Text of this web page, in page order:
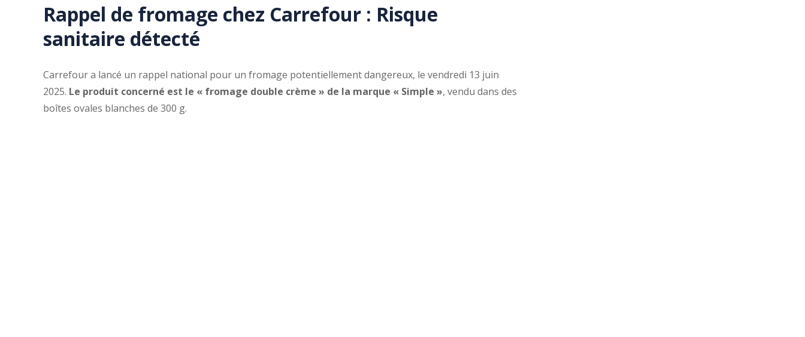
Rappel de fromage chez Carrefour : Risque
sanitaire détecté
Carrefour a lancé un rappel national pour un fromage potentiellement dangereux, le vendredi 13 juin
2025. Le produit concerné est le « fromage double crème » de la marque « Simple », vendu dans des
boîtes ovales blanches de 300 g.